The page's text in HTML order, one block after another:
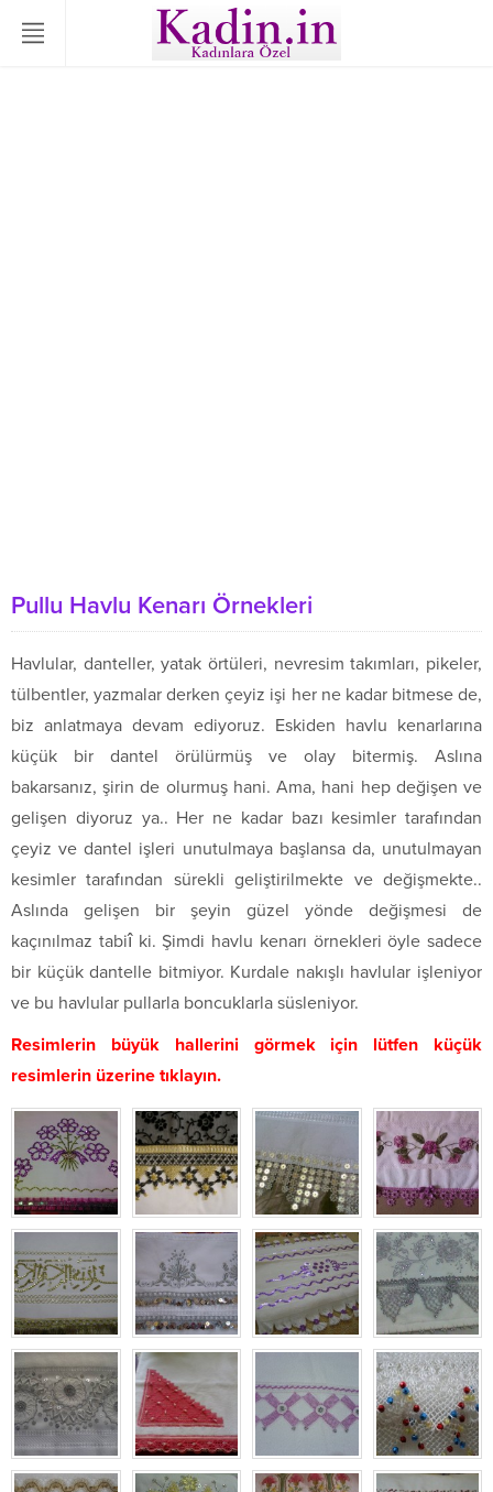
Pullu Havlu Kenarı Örnekleri
Havlular, danteller, yatak örtüleri, nevresim takımları, pikeler,
tülbentler, yazmalar derken çeyiz işi her ne kadar bitmese de,
biz anlatmaya devam ediyoruz. Eskiden havlu kenarlarına
küçük bir dantel örülürmüş ve olay bitermiş. Aslına
bakarsanız, şirin de olurmuş hani. Ama, hani hep değişen ve
gelişen diyoruz ya.. Her ne kadar bazı kesimler tarafından
çeyiz ve dantel işleri unutulmaya başlansa da, unutulmayan
kesimler tarafından sürekli geliştirilmekte ve değişmekte..
Aslında gelişen bir şeyin güzel yönde değişmesi de
kaçınılmaz tabiî ki. Şimdi havlu kenarı örnekleri öyle sadece
bir küçük dantelle bitmiyor. Kurdale nakışlı havlular işleniyor
ve bu havlular pullarla boncuklarla süsleniyor.
Resimlerin büyük hallerini görmek için lütfen küçük
resimlerin üzerine tıklayın.